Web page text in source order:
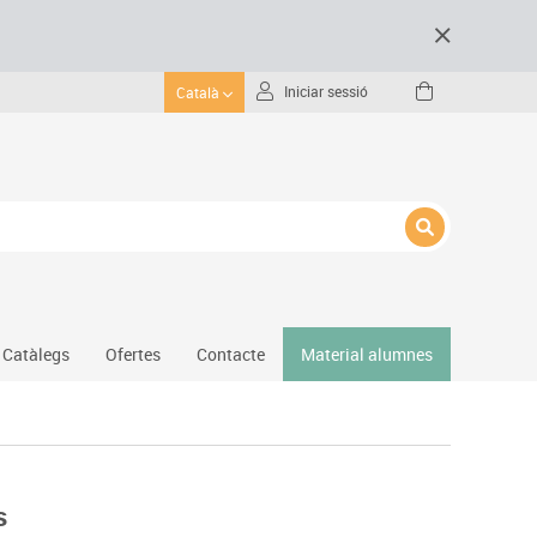
Català Iniciar sessió
Catàlegs Ofertes Contacte Material alumnes